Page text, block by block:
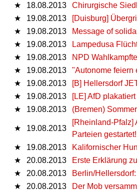
★
18.08.2013
Chirurgische
★
19.08.2013
[Duisburg]
★
19.08.2013
Message of
★
19.08.2013
Lampedusa
★
19.08.2013
NPD
★
19.08.2013
"Autonome feiern
★
19.08.2013
[B] Hellersdorf
★
19.08.2013
[LE] AfD
★
19.08.2013 (Bremen)
★ 19.08.2013
[Rheinland-Pfalz]
Parteien gestartet!
★
19.08.2013
Kalifornischer
★
20.08.2013
Erste Erklärung
★
20.08.2013
Berlin/
★
20.08.2013
Der Mob